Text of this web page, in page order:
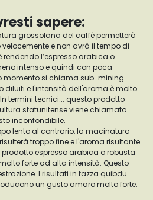
sapere:
grossolana del caffè permetterà
e non avrà il tempo di
l’espresso arabica o
intenso e quindi con poca
momento si chiama sub-mining.
diluiti e l'intensità dell'aroma è molto
termini tecnici... questo prodotto
statunitense viene chiamato
inconfondibile.
lento al contrario, la macinatura
troppo fine e l'aroma risultante
espresso arabica o robusta
forte ad alta intensità. Questo
I risultati in tazza quibdu
un gusto amaro molto forte.